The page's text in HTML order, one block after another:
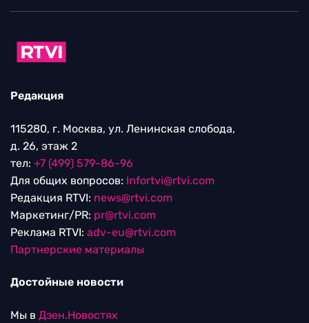
Редакция
115280, г. Москва, ул. Ленинская слобода,
д. 26, этаж 2
тел: +7 (499) 579-86-96
Для общих вопросов: Infortvi@rtvi.com
Редакция RTVI: news@rtvi.com
Маркетинг/PR: pr@rtvi.com
Реклама RTVI: adv-eu@rtvi.com
Партнерские материалы
Достойные новости
Мы в Дзен.Новостях